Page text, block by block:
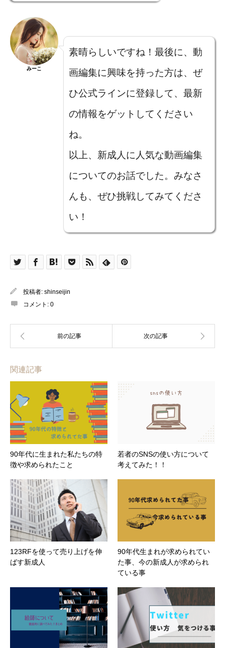
みーこ
素晴らしいですね！最後に、動
画編集に興味を持った方は、ぜ
ひ公式ラインに登録して、最新
の情報をゲットしてください
ね。
以上、新成人に人気な動画編集
についてのお話でした。みなさ
んも、ぜひ挑戦してみてくださ
い！
投稿者: shinseijin
コメント: 0
関連記事
90年代に生まれた私たちの特
徴や求められたこと
若者のSNSの使い方について
考えてみた！！
123RFを使って売り上げを伸
ばす新成人
90年代生まれが求められてい
た事、今の新成人が求められ
ている事